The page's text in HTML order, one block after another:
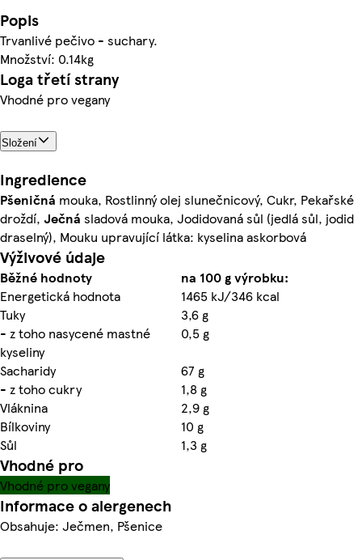
Popis
Trvanlivé pečivo - suchary.
Množství: 0.14kg
Loga třetí strany
Vhodné pro vegany
Složení
Ingredience
Pšeničná mouka, Rostlinný olej slunečnicový, Cukr, Pekařské
droždí, Ječná sladová mouka, Jodidovaná sůl (jedlá sůl, jodid
draselný), Mouku upravující látka: kyselina askorbová
Výživové údaje
Běžné hodnoty
na 100 g výrobku:
Energetická hodnota
1465 kJ/346 kcal
Tuky
3,6 g
- z toho nasycené mastné
kyseliny
0,5 g
Sacharidy
67 g
- z toho cukry
1,8 g
Vláknina
2,9 g
Bílkoviny
10 g
Sůl
1,3 g
Vhodné pro
Vhodné pro vegany
Informace o alergenech
Obsahuje: Ječmen, Pšenice